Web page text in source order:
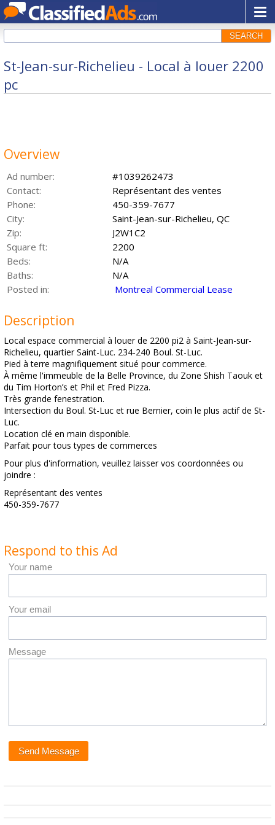
SEARCH
St-Jean-sur-Richelieu - Local à louer 2200
pc
Overview
Ad number:
#1039262473
Contact:
Représentant des ventes
Phone:
450-359-7677
City:
Saint-Jean-sur-Richelieu, QC
Zip:
J2W1C2
Square ft:
2200
Beds:
N/A
Baths:
N/A
Posted in:
Montreal Commercial Lease
Description
Local espace commercial à louer de 2200 pi2 à Saint-Jean-sur-
Richelieu, quartier Saint-Luc. 234-240 Boul. St-Luc.
Pied à terre magnifiquement situé pour commerce.
À même l'immeuble de la Belle Province, du Zone Shish Taouk et
du Tim Horton’s et Phil et Fred Pizza.
Très grande fenestration.
Intersection du Boul. St-Luc et rue Bernier, coin le plus actif de St-
Luc.
Location clé en main disponible.
Parfait pour tous types de commerces
Pour plus d'information, veuillez laisser vos coordonnées ou
joindre :
Représentant des ventes
450-359-7677
Respond to this Ad
Your name
Your email
Message